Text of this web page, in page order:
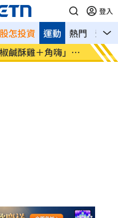
登入
怎投資 熱門 影音
運動
鹹酥雞＋角嗨」開
韓股